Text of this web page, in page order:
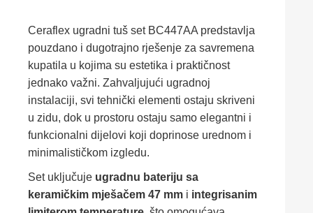
Ceraflex ugradni tuš set BC447AA predstavlja
pouzdano i dugotrajno rješenje za savremena
kupatila u kojima su estetika i praktičnost
jednako važni. Zahvaljujući ugradnoj
instalaciji, svi tehnički elementi ostaju skriveni
u zidu, dok u prostoru ostaju samo elegantni i
funkcionalni dijelovi koji doprinose urednom i
minimalističkom izgledu.
Set uključuje ugradnu bateriju sa
keramičkim mješačem 47 mm i integrisanim